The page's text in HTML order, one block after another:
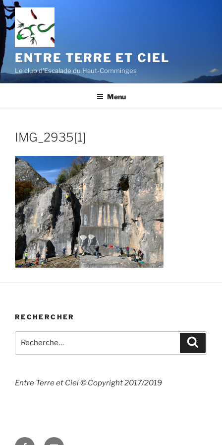
Aller
au
contenu
principal
ENTRE TERRE ET CIEL
Le club d'Escalade du Haut-Comminges
Menu
IMG_2935[1]
RECHERCHER
pour
Entre Terre et Ciel © Copyright 2017/2019
Facebook
E-